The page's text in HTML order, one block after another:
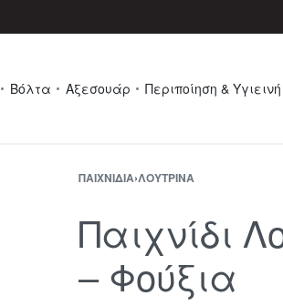
Βόλτα Αξεσουάρ Περιποίηση & Υγιεινή
ΠΑΙΧΝΊΔΙΑ›ΛΟΎΤΡΙΝΑ
Παιχνίδι
– Φούξια